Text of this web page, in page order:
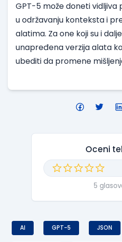
GPT-5 može doneti vidljiva
u održavanju konteksta i
alatima. Za one koji su i
unapređena verzija alata
ubediti da promene
Oceni
5
AI GPT-5 JSON